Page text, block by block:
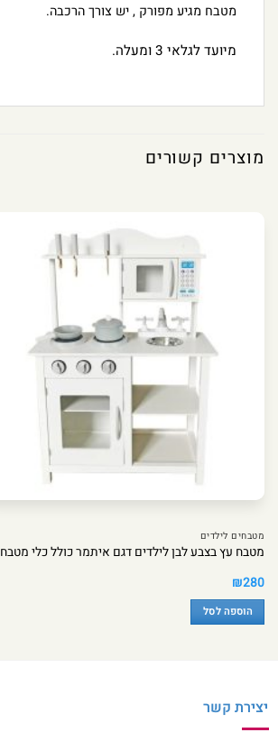
מטבח מגיע מפורק , יש צורך הרכבה.
מיועד לגלאי 3 ומעלה.
מוצרים קשורים
מטבחים לילדים
מטבח עץ בצבע לבן לילדים דגם איתמר כולל כלי מטבח
₪280
הוספה לסל
יצירת קשר